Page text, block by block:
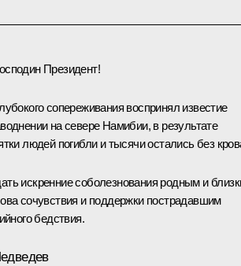
Президент!
сопереживания воспринял известие
на севере Намибии, в результате
людей погибли и тысячи остались без
искренние соболезнования родным и
сочувствия и поддержки пострадавшим
бедствия.